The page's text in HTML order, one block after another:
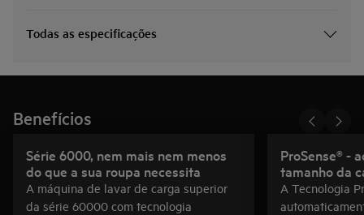
Todas as especificações
Benefícios
Série 6000, nem mais nem menos
do que a sua roupa necessita
A máquina de lavar de carga superior
da série 60000 com tecnologia
ProSense® - adapta o ciclo ao
tamanho da
A Tecnologia